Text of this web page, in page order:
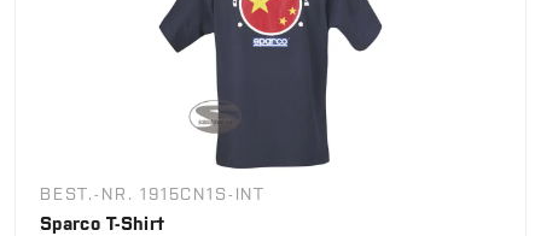
BEST.-NR. 1915CN1S-INT
Sparco T-Shirt